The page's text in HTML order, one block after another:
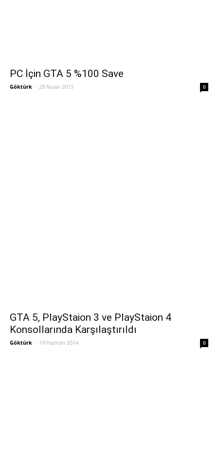
PC İçin GTA 5 %100 Save
Göktürk - 28 Nisan 2015 0
GTA 5, PlayStaion 3 ve PlayStaion 4
Konsollarında Karşılaştırıldı
Göktürk - 19 Haziran 2014 0